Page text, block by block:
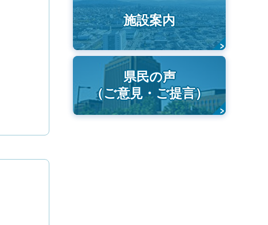
施設案内
県民の声
（ご意見・ご提言）